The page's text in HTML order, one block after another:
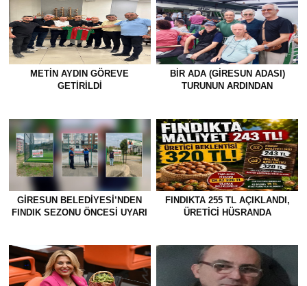
METİN AYDIN GÖREVE
GETİRİLDİ
BİR ADA (GİRESUN ADASI)
TURUNUN ARDINDAN
GİRESUN BELEDİYESİ’NDEN
FINDIK SEZONU ÖNCESİ UYARI
FINDIKTA 255 TL AÇIKLANDI,
ÜRETİCİ HÜSRANDA